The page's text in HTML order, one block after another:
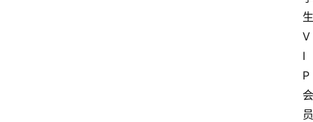
生
V
I
P
会
员